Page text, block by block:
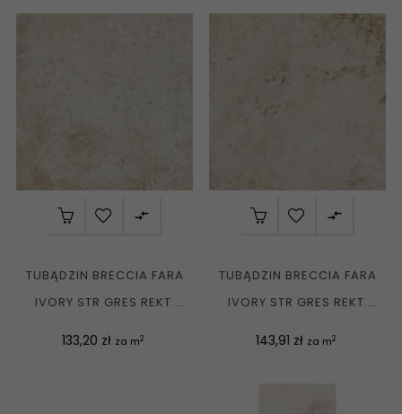

TUBĄDZIN BRECCIA FARA
IVORY STR GRES REKT.
Cena
133,20 zł za m2

TUBĄDZIN BRECCIA FARA
IVORY STR GRES REKT.
Cena
143,91 zł za m2